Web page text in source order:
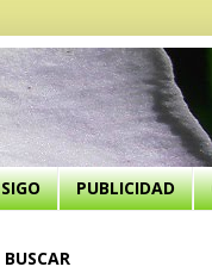
SIGO PUBLICIDAD
BUSCAR